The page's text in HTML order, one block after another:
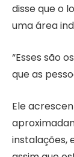
disse que o
uma área
“Esses são
que as
Ele
instalações,